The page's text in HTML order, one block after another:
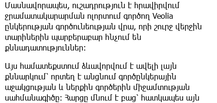
Մասնավորապես, ուշադրություն է հրավիրվում
ջրամատակարարման ոլորտում գործող Veolia
ընկերության գործունեության վրա, որի շուրջ վերջին
տարիներին պարբերաբար հնչում են
քննադատություններ։
Այս համատեքստում ձևավորվում է ավելի լայն
քննարկում՝ որտեղ է անցնում գործընկերային
աջակցության և ներքին գործերին միջամտության
սահմանագիծը։ Հարցը մնում է բաց՝ հատկապես այն